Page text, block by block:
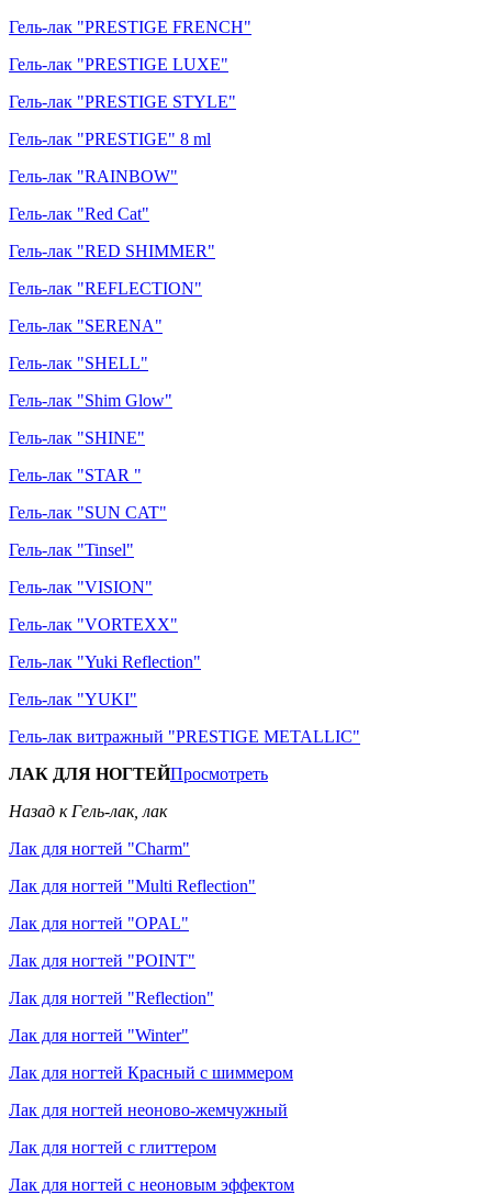
Гель-лак "PRESTIGE FRENCH"
Гель-лак "PRESTIGE LUXE"
Гель-лак "PRESTIGE STYLE"
Гель-лак "PRESTIGE" 8 ml
Гель-лак "RAINBOW"
Гель-лак "Red Cat"
Гель-лак "RED SHIMMER"
Гель-лак "REFLECTION"
Гель-лак "SERENA"
Гель-лак "SHELL"
Гель-лак "Shim Glow"
Гель-лак "SHINE"
Гель-лак "STAR "
Гель-лак "SUN CAT"
Гель-лак "Tinsel"
Гель-лак "VISION"
Гель-лак "VORTEXX"
Гель-лак "Yuki Reflection"
Гель-лак "YUKI"
Гель-лак витражный "PRESTIGE METALLIC"
ЛАК ДЛЯ НОГТЕЙПросмотреть
Назад к Гель-лак, лак
Лак для ногтей "Charm"
Лак для ногтей "Multi Reflection"
Лак для ногтей "OPAL"
Лак для ногтей "POINT"
Лак для ногтей "Reflection"
Лак для ногтей "Winter"
Лак для ногтей Красный с шиммером
Лак для ногтей неоново-жемчужный
Лак для ногтей с глиттером
Лак для ногтей с неоновым эффектом